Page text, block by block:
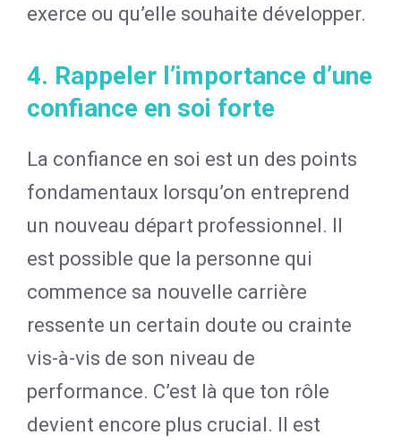
exerce ou qu’elle souhaite développer.
4. Rappeler l’importance d’une
confiance en soi forte
La confiance en soi est un des points
fondamentaux lorsqu’on entreprend
un nouveau départ professionnel. Il
est possible que la personne qui
commence sa nouvelle carrière
ressente un certain doute ou crainte
vis-à-vis de son niveau de
performance. C’est là que ton rôle
devient encore plus crucial. Il est